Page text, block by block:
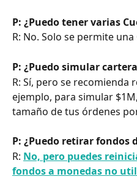
P: ¿Puedo tener varias
R: No. Solo se permite
P: ¿Puedo simular
R: Sí, pero se recomienda
ejemplo, para simular
tamaño de tus órdenes
P: ¿Puedo retirar fondos
R: No, pero puedes
fondos a monedas no